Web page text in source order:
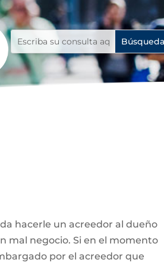
hacerle un acreedor al dueño
mal negocio. Si en el momento
por el acreedor que